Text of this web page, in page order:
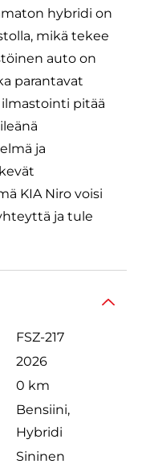
hybridi on
mikä tekee
auto on
parantavat
pitää
ja
KIA Niro voisi
ja tule
FSZ-217
2026
0 km
Bensiini,
Hybridi
Sininen